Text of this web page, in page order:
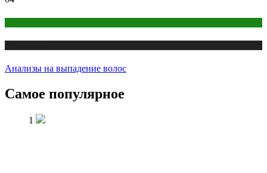
Анализы на выпадение волос
Самое популярное
1